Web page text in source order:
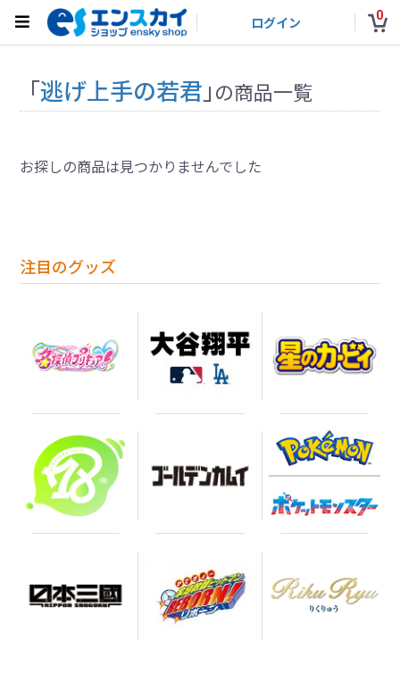
ログイン 0
注目のグッズ
「逃げ上手の若君 」の商品一覧
お探しの商品は見つかりませんでした